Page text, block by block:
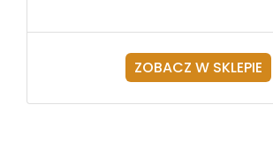
ZOBACZ W SKLEPIE